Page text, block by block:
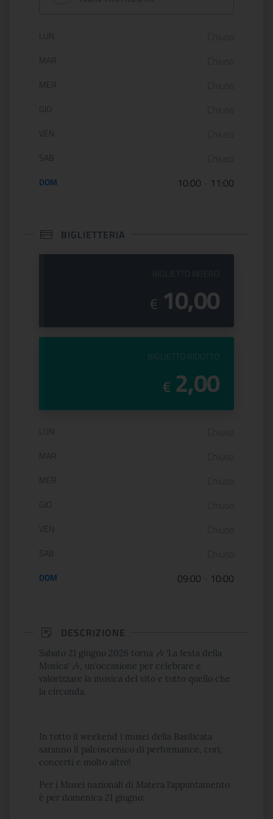
Orario di apertura:
LUN
MAR
MER
GIO
VEN
SAB
DOM 10:00 11:00
BIGLIETTERIA
€ 10,00
PREZZO DEL
BIGLIETTO RIDOTTO
€ 2,00
Orario di apertura:
LUN
MAR
MER
GIO
VEN
SAB
DOM 09:00 10:00
DESCRIZIONE
Sabato 21 giugno 2026 torna 🎶 ‘La festa della
Musica’ 🎶, un’occasione per celebrare e
valorizzare la musica del vito e tutto quello che
la circonda.
In tutto il weekend i musei della Basilicata
saranno il palcoscenico di performance, cori,
concerti e molto altro!
Per i Musei nazionali di Matera l’appuntamento
è per domenica 21 giugno: